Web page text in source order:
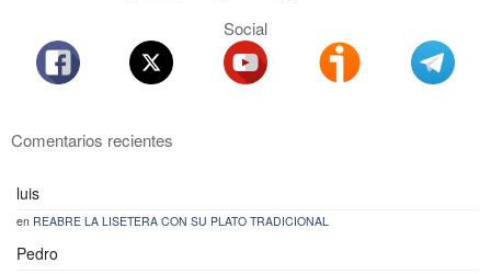
Social
Comentarios recientes
luis
en REABRE LA LISETERA CON SU PLATO TRADICIONAL
Pedro